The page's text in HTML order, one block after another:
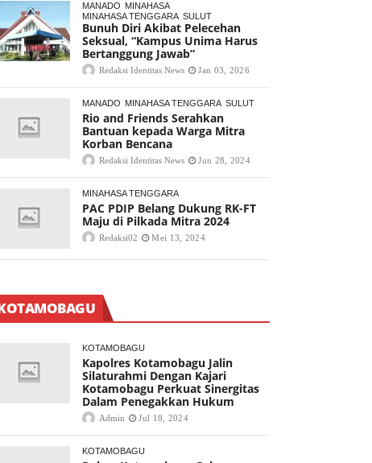
MANADO MINAHASA
MINAHASA TENGGARA SULUT
Bunuh Diri Akibat Pelecehan
Seksual, “Kampus Unima Harus
Bertanggung Jawab”
Redaksi Identitas News Jan 03, 2026
MANADO MINAHASA TENGGARA SULUT
Rio and Friends Serahkan
Bantuan kepada Warga Mitra
Korban Bencana
Redaksi Identitas News Jun 28, 2024
MINAHASA TENGGARA
PAC PDIP Belang Dukung RK-FT
Maju di Pilkada Mitra 2024
Redaksi02 Mei 13, 2024
KOTAMOBAGU
Kapolres Kotamobagu Jalin
Silaturahmi Dengan Kajari
Kotamobagu Perkuat Sinergitas
Dalam Penegakkan Hukum
Admin Jul 18, 2024
KOTAMOBAGU